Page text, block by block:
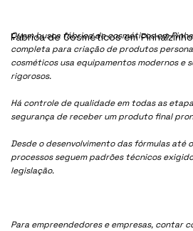
Quem busca fábrica de cosméticos em
completa para criação de produtos
cosméticos usa equipamentos modernos e
rigorosos.
Há controle de qualidade em todas as
segurança de receber um produto final
Desde o desenvolvimento das fórmulas até
processos seguem padrões técnicos
legislação.
Para empreendedores e empresas, contar
Fábrica de Cosméticos em